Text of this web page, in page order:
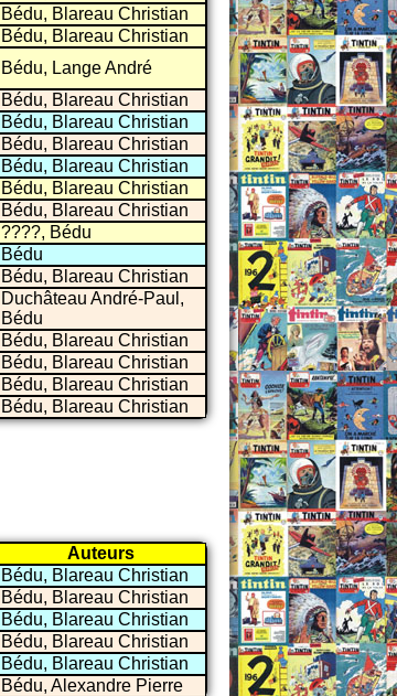
Bédu, Blareau Christian
Bédu, Blareau Christian
Bédu, Lange André
Bédu, Blareau Christian
Bédu, Blareau Christian
Bédu, Blareau Christian
Bédu, Blareau Christian
Bédu, Blareau Christian
Bédu, Blareau Christian
????, Bédu
Bédu
Bédu, Blareau Christian
Duchâteau André-Paul,
Bédu
Bédu, Blareau Christian
Bédu, Blareau Christian
Bédu, Blareau Christian
Bédu, Blareau Christian
Auteurs
Bédu, Blareau Christian
Bédu, Blareau Christian
Bédu, Blareau Christian
Bédu, Blareau Christian
Bédu, Blareau Christian
Bédu, Alexandre Pierre